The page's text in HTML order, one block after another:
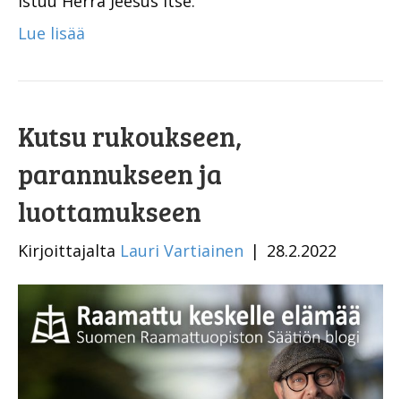
Lue lisää
Kutsu rukoukseen,
parannukseen ja
luottamukseen
Kirjoittajalta Lauri Vartiainen | 28.2.2022